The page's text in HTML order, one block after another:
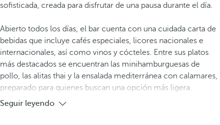
sofisticada, creada para disfrutar de una pausa durante el día.
Abierto todos los días, el bar cuenta con una cuidada carta de
bebidas que incluye cafés especiales, licores nacionales e
internacionales, así como vinos y cócteles. Entre sus platos
más destacados se encuentran las minihamburguesas de
pollo, las alitas thai y la ensalada mediterránea con calamares,
preparado para quienes buscan una opción más ligera.
Seguir leyendo